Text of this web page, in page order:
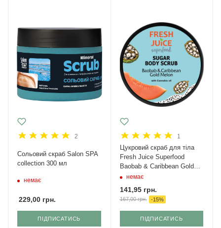
2
Сольовий скраб Salon SPA
collection 300 мл
немає
229,00 грн.
ПІДПИСАТИСЬ
1
Цукровий скраб для тіла
Fresh Juice Superfood
Baobab & Caribbean Gold
Melon 225 мл
немає
141,95грн.
167,00грн. -15%
ПІДПИСАТИСЬ